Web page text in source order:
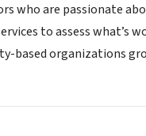
who are passionate
to assess what’s
based organizations